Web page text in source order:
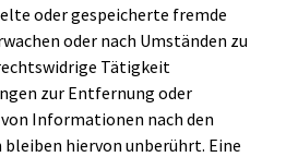
oder gespeicherte fremde
oder nach Umständen zu
Tätigkeit
zur Entfernung oder
Informationen nach den
hiervon unberührt. Eine